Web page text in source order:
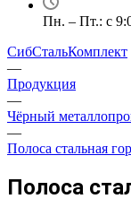
Пн. – Пт.: с
СибСтальКомплект
—
Продукция
—
Чёрный
—
Полоса стальная
Полоса